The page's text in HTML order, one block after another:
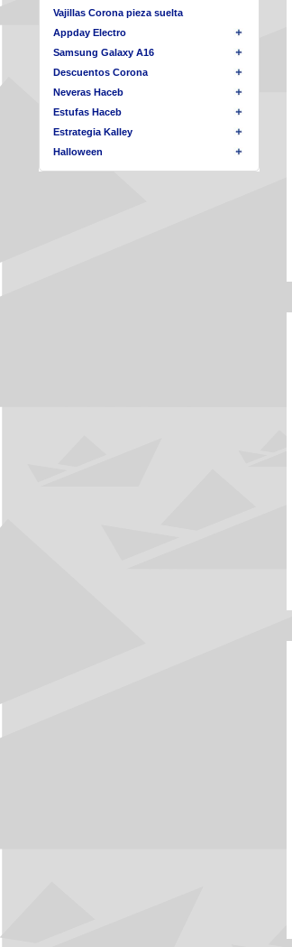
Vajillas Corona pieza suelta
Appday Electro
Samsung Galaxy A16
Descuentos Corona
Neveras Haceb
Estufas Haceb
Estrategia Kalley
Halloween